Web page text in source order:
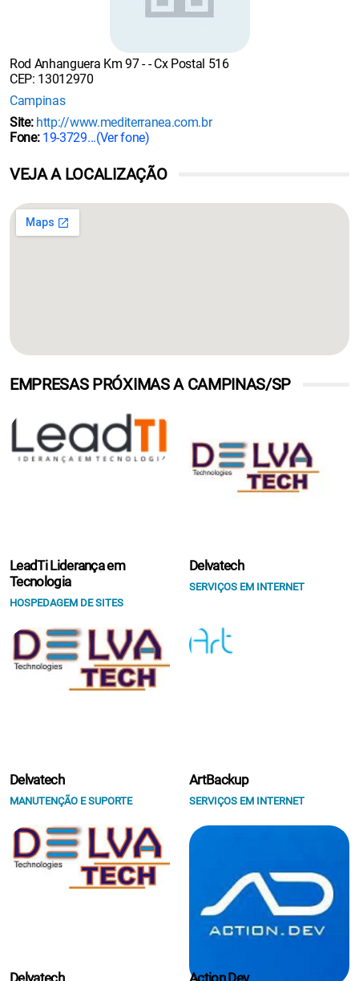
Rod Anhanguera Km 97 - - Cx Postal 516
CEP: 13012970
Campinas
Site: http://www.mediterranea.com.br
Fone: 19-3729...(Ver fone)
VEJA A LOCALIZAÇÃO
EMPRESAS PRÓXIMAS A CAMPINAS/SP
LeadTi Liderança em
Tecnologia
HOSPEDAGEM DE SITES
Delvatech
SERVIÇOS EM INTERNET
Delvatech
MANUTENÇÃO E SUPORTE
ArtBackup
SERVIÇOS EM INTERNET
Delvatech Action Dev